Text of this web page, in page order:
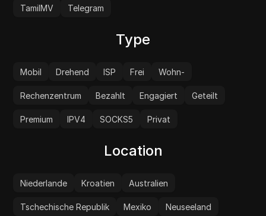
TamilMV Telegram
Type
Mobil Drehend ISP Frei Wohn-
Rechenzentrum Bezahlt Engagiert Geteilt
Premium IPV4 SOCKS5 Privat
Location
Niederlande Kroatien Australien
Tschechische Republik Mexiko Neuseeland